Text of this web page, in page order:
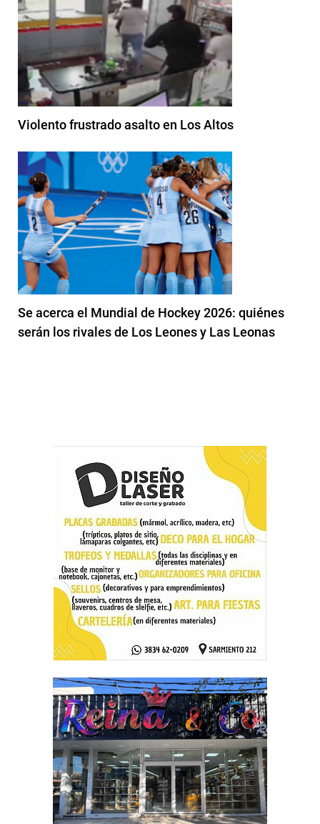
Violento frustrado asalto en Los Altos
Se acerca el Mundial de Hockey 2026: quiénes
serán los rivales de Los Leones y Las Leonas